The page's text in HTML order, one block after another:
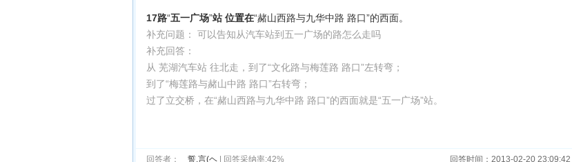
17路“五一广场”站 位置在“赭山西路与九华中路 路口”的西面。
补充问题： 可以告知从汽车站到五一广场的路怎么走吗
补充回答：
从 芜湖汽车站 往北走，到了“文化路与梅莲路 路口”左转弯；
到了“梅莲路与赭山中路 路口”右转弯；
过了立交桥，在“赭山西路与九华中路 路口”的西面就是“五一广场”站。
回答时间：2013-02-20 23:09:42
回答者： ゞ誓.言(ヘ | 回答采纳率:42%